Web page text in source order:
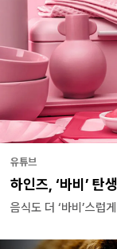
유튜브
하인즈, ‘바비’ 탄
음식도 더 ‘바비’스럽